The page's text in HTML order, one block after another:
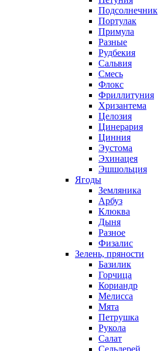
Подсолнечник
Портулак
Примула
Разные
Рудбекия
Сальвия
Смесь
Флокс
Фриллитуния
Хризантема
Целозия
Цинерария
Цинния
Эустома
Эхинацея
Эшшольция
Ягоды
Земляника
Арбуз
Клюква
Дыня
Разное
Физалис
Зелень, пряности
Базилик
Горчица
Кориандр
Мелисса
Мята
Петрушка
Рукола
Салат